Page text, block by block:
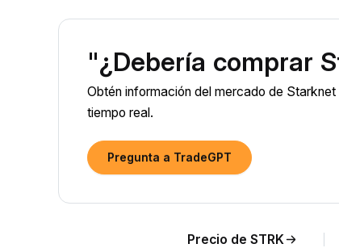
"¿Debería comprar
Obtén información del mercado de
tiempo real.
Pregunta a TradeGPT
Precio de STRK